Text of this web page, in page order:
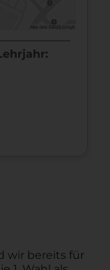
wir bereits für